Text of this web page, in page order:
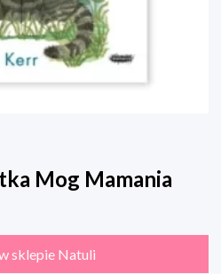
Mog Mamania
sklepie Natuli